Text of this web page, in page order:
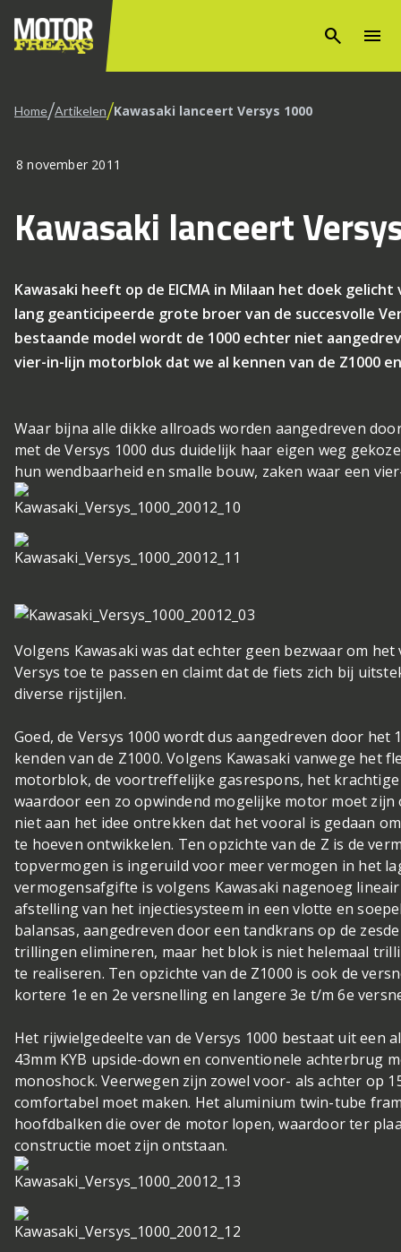
search menu
Home/Artikelen/Kawasaki lanceert Versys 1000
8 november 2011
Kawasaki lanceert
Kawasaki heeft op de EICMA in Milaan het doek gelicht
lang geanticipeerde grote broer van de succesvolle
bestaande model wordt de 1000 echter niet
vier-in-lijn motorblok dat we al kennen van de Z1000 en
Waar bijna alle dikke allroads worden aangedreven
met de Versys 1000 dus duidelijk haar eigen weg
hun wendbaarheid en smalle bouw, zaken waar een
Volgens Kawasaki was dat echter geen bezwaar om
Versys toe te passen en claimt dat de fiets zich bij
diverse rijstijlen.
Goed, de Versys 1000 wordt dus aangedreven door het
kenden van de Z1000. Volgens Kawasaki vanwege het
motorblok, de voortreffelijke gasrespons, het
waardoor een zo opwindend mogelijke motor moet
niet aan het idee ontrekken dat het vooral is gedaan
te hoeven ontwikkelen. Ten opzichte van de Z is de
topvermogen is ingeruild voor meer vermogen in het
vermogensafgifte is volgens Kawasaki nagenoeg
afstelling van het injectiesysteem in een vlotte en
balansas, aangedreven door een tandkrans op de
trillingen elimineren, maar het blok is niet helemaal
te realiseren. Ten opzichte van de Z1000 is ook de
kortere 1e en 2e versnelling en langere 3e t/m 6e
Het rijwielgedeelte van de Versys 1000 bestaat uit een
43mm KYB upside-down en conventionele achterbrug
monoshock. Veerwegen zijn zowel voor- als achter op
comfortabel moet maken. Het aluminium twin-tube
hoofdbalken die over de motor lopen, waardoor ter
constructie moet zijn ontstaan.